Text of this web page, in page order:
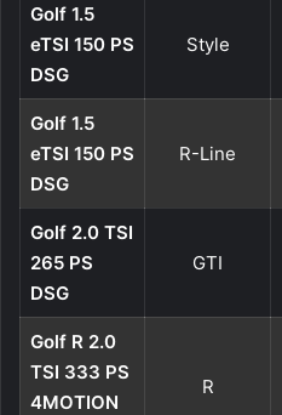
Golf 1.5
eTSI 150 PS
DSG
Style
Golf 1.5
eTSI 150 PS
DSG
R-Line
Golf 2.0 TSI
265 PS
DSG
GTI
Golf R 2.0
TSI 333 PS
4MOTION
R